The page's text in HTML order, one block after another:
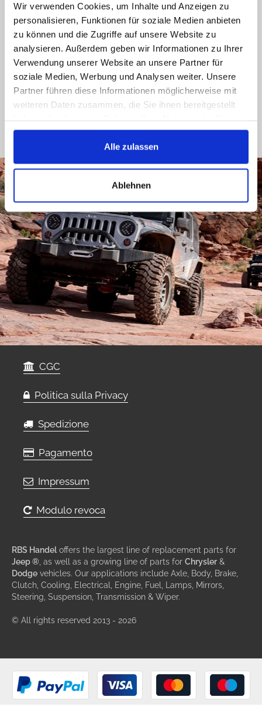
Wir verwenden Cookies, um Inhalte und Anzeigen zu
personalisieren, Funktionen für soziale Medien anbieten
zu können und die Zugriffe auf unsere Website zu
analysieren. Außerdem geben wir Informationen zu Ihrer
Verwendung unserer Website an unsere Partner für
soziale Medien, Werbung und Analysen weiter. Unsere
Partner führen diese Informationen möglicherweise mit
weiteren Daten zusammen, die Sie ihnen bereitgestellt
gesammelt haben.
Alle zulassen
Ablehnen
info@rbs-handel.de
Facebook
CGC
Politica sulla Privacy
Spedizione
Pagamento
Impressum
Modulo revoca
RBS Handel offers the largest line of replacement parts for
Jeep ® , as well as a growing line of parts for Chrysler &
Dodge vehicles. Our applications include Axle, Body, Brake,
Clutch, Cooling, Electrical, Engine, Fuel, Lamps, Mirrors,
Steering, Suspension, Transmission & Wiper.
© All rights reserved 2013 - 2026